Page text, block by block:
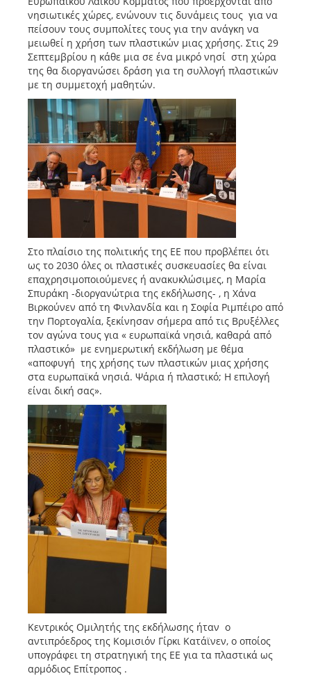
νησιωτικές χώρες, ενώνουν τις δυνάμεις τους για να
πείσουν τους συμπολίτες τους για την ανάγκη να
μειωθεί η χρήση των πλαστικών μιας χρήσης. Στις 29
Σεπτεμβρίου η κάθε μια σε ένα μικρό νησί στη χώρα
της θα διοργανώσει δράση για τη συλλογή πλαστικών
με τη συμμετοχή μαθητών.
Στο πλαίσιο της πολιτικής της ΕΕ που προβλέπει ότι
ως το 2030 όλες οι πλαστικές συσκευασίες θα είναι
επαχρησιμοποιούμενες ή ανακυκλώσιμες, η Μαρία
Σπυράκη -διοργανώτρια της εκδήλωσης- , η Χάνα
Βιρκούνεν από τη Φινλανδία και η Σοφία Ριμπέιρο από
την Πορτογαλία, ξεκίνησαν σήμερα από τις Βρυξέλλες
τον αγώνα τους για « ευρωπαϊκά νησιά, καθαρά από
πλαστικό» με ενημερωτική εκδήλωση με θέμα
«αποφυγή της χρήσης των πλαστικών μιας χρήσης
στα ευρωπαϊκά νησιά. Ψάρια ή πλαστικό; Η επιλογή
είναι δική σας».
Κεντρικός Ομιλητής της εκδήλωσης ήταν ο
αντιπρόεδρος της Κομισιόν Γίρκι Κατάϊνεν, ο οποίος
υπογράφει τη στρατηγική της ΕΕ για τα πλαστικά ως
αρμόδιος Επίτροπος .